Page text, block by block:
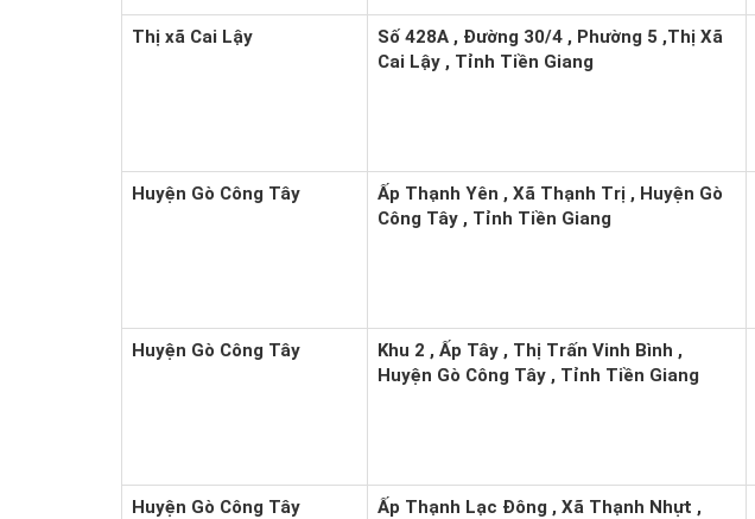
Thị xã Cai Lậy
Số 428A , Đường 30/4 , Phường 5 ,Thị Xã
Cai Lậy , Tỉnh Tiền Giang
Huyện Gò Công Tây
Ấp Thạnh Yên , Xã Thạnh Trị , Huyện Gò
Công Tây , Tỉnh Tiền Giang
Huyện Gò Công Tây
Khu 2 , Ấp Tây , Thị Trấn Vinh Bình ,
Huyện Gò Công Tây , Tỉnh Tiền Giang
Huyện Gò Công Tây
Ấp Thạnh Lạc Đông , Xã Thạnh Nhựt ,